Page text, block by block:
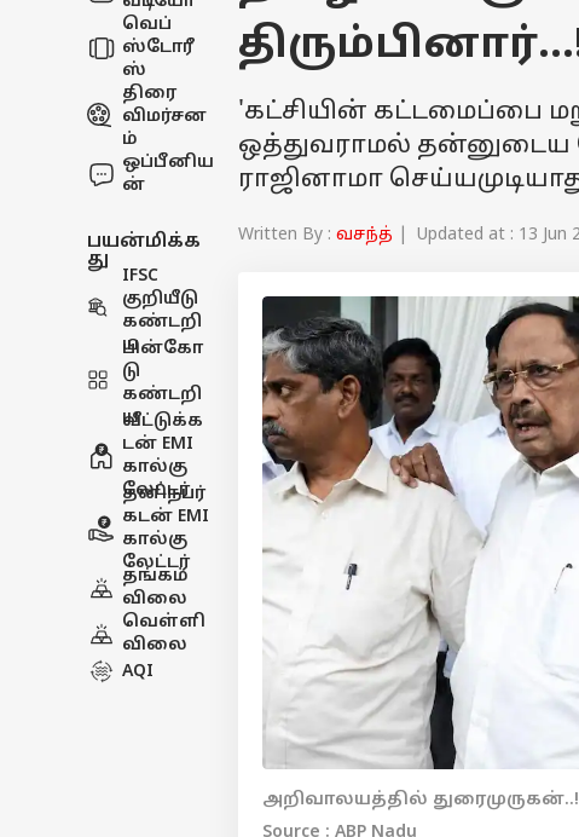
வெப்
ஸ்டோரீ
ஸ்
திரை
விமர்சன
ம்
ஒப்பீனிய
ன்
பயன்மிக்க
து
IFSC
குறியீடு
கண்டறி
ய
பின்கோ
டு
கண்டறி
ய
வீட்டுக்க
டன் EMI
கால்கு
லேட்டர்
தனிநபர்
கடன் EMI
கால்கு
லேட்டர்
தங்கம்
விலை
வெள்ளி
விலை
AQI
'கட்சியின் கட்டமைப்பை
ஒத்துவராமல்
ராஜினாமா
Written By : வசந்த் | Updated at : 13 Jun
அறிவாலயத்தில் துரைமுருகன்..!
Source : ABP Nadu